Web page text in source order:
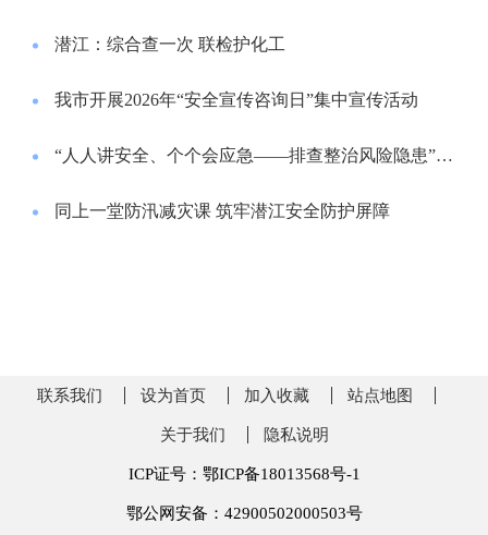
潜江：综合查一次 联检护化工
我市开展2026年“安全宣传咨询日”集中宣传活动
“人人讲安全、个个会应急——排查整治风险隐患”全民倡议书
同上一堂防汛减灾课 筑牢潜江安全防护屏障
联系我们 设为首页 加入收藏 站点地图
关于我们 隐私说明
ICP证号：鄂ICP备18013568号-1
鄂公网安备：42900502000503号